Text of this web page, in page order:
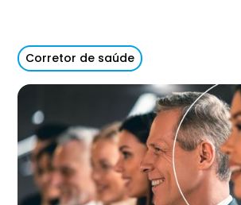
Corretor de saúde